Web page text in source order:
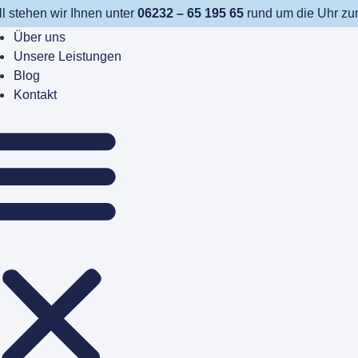
stehen wir Ihnen unter 06232 – 65 195 65 rund um die Uhr
Über uns
Unsere Leistungen
Blog
Kontakt